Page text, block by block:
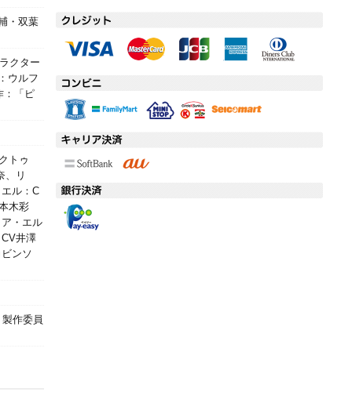
・双葉
クター
ウルフ
：「ピ
トゥ
、リ
ル：C
木彩
・エル
井澤
ンソ
作委員